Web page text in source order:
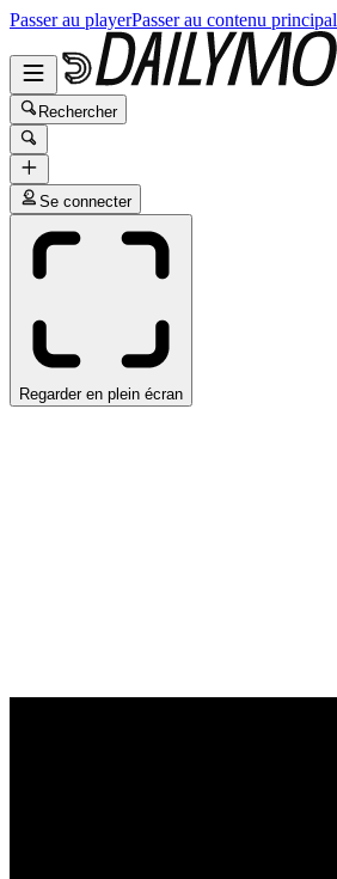
Passer au playerPasser au contenu principal
Rechercher
Se connecter
Regarder en plein écran